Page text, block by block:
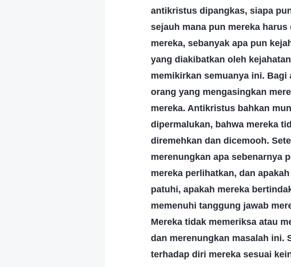
antikristus dipangkas, siapa
sejauh mana pun mereka
mereka, sebanyak apa pun
yang diakibatkan oleh
memikirkan semuanya ini.
orang yang mengasingkan
mereka. Antikristus bahkan
dipermalukan, bahwa mereka
diremehkan dan dicemooh.
merenungkan apa sebenarnya
mereka perlihatkan, dan
patuhi, apakah mereka
memenuhi tanggung jawab
Mereka tidak memeriksa atau
dan merenungkan masalah ini.
terhadap diri mereka sesuai